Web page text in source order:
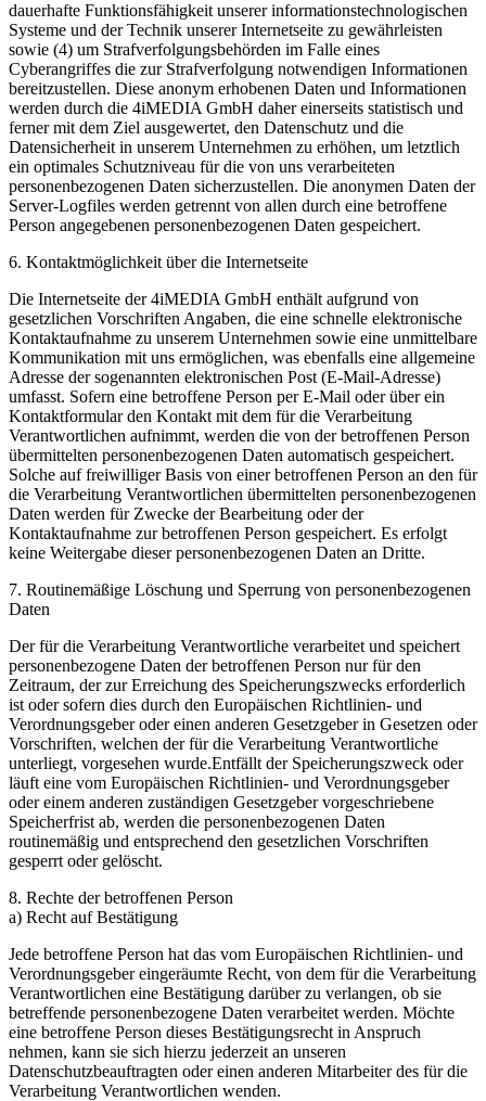
dauerhafte Funktionsfähigkeit unserer informationstechnologischen
Systeme und der Technik unserer Internetseite zu gewährleisten
sowie (4) um Strafverfolgungsbehörden im Falle eines
Cyberangriffes die zur Strafverfolgung notwendigen Informationen
bereitzustellen. Diese anonym erhobenen Daten und Informationen
werden durch die 4iMEDIA GmbH daher einerseits statistisch und
ferner mit dem Ziel ausgewertet, den Datenschutz und die
Datensicherheit in unserem Unternehmen zu erhöhen, um letztlich
ein optimales Schutzniveau für die von uns verarbeiteten
personenbezogenen Daten sicherzustellen. Die anonymen Daten der
Server-Logfiles werden getrennt von allen durch eine betroffene
Person angegebenen personenbezogenen Daten gespeichert.
6. Kontaktmöglichkeit über die Internetseite
Die Internetseite der 4iMEDIA GmbH enthält aufgrund von
gesetzlichen Vorschriften Angaben, die eine schnelle elektronische
Kontaktaufnahme zu unserem Unternehmen sowie eine unmittelbare
Kommunikation mit uns ermöglichen, was ebenfalls eine allgemeine
Adresse der sogenannten elektronischen Post (E-Mail-Adresse)
umfasst. Sofern eine betroffene Person per E-Mail oder über ein
Kontaktformular den Kontakt mit dem für die Verarbeitung
Verantwortlichen aufnimmt, werden die von der betroffenen Person
übermittelten personenbezogenen Daten automatisch gespeichert.
Solche auf freiwilliger Basis von einer betroffenen Person an den für
die Verarbeitung Verantwortlichen übermittelten personenbezogenen
Daten werden für Zwecke der Bearbeitung oder der
Kontaktaufnahme zur betroffenen Person gespeichert. Es erfolgt
keine Weitergabe dieser personenbezogenen Daten an Dritte.
7. Routinemäßige Löschung und Sperrung von personenbezogenen
Daten
Der für die Verarbeitung Verantwortliche verarbeitet und speichert
personenbezogene Daten der betroffenen Person nur für den
Zeitraum, der zur Erreichung des Speicherungszwecks erforderlich
ist oder sofern dies durch den Europäischen Richtlinien- und
Verordnungsgeber oder einen anderen Gesetzgeber in Gesetzen oder
Vorschriften, welchen der für die Verarbeitung Verantwortliche
unterliegt, vorgesehen wurde.Entfällt der Speicherungszweck oder
läuft eine vom Europäischen Richtlinien- und Verordnungsgeber
oder einem anderen zuständigen Gesetzgeber vorgeschriebene
Speicherfrist ab, werden die personenbezogenen Daten
routinemäßig und entsprechend den gesetzlichen Vorschriften
gesperrt oder gelöscht.
8. Rechte der betroffenen Person
a) Recht auf Bestätigung
Jede betroffene Person hat das vom Europäischen Richtlinien- und
Verordnungsgeber eingeräumte Recht, von dem für die Verarbeitung
Verantwortlichen eine Bestätigung darüber zu verlangen, ob sie
betreffende personenbezogene Daten verarbeitet werden. Möchte
eine betroffene Person dieses Bestätigungsrecht in Anspruch
nehmen, kann sie sich hierzu jederzeit an unseren
Datenschutzbeauftragten oder einen anderen Mitarbeiter des für die
Verarbeitung Verantwortlichen wenden.